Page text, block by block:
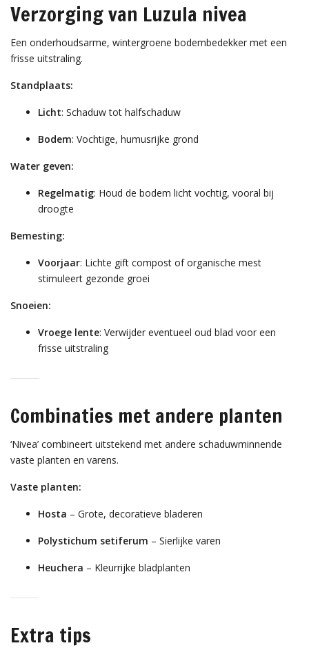
Verzorging van Luzula nivea
Een onderhoudsarme, wintergroene bodembedekker met een
frisse uitstraling.
Standplaats:
Licht: Schaduw tot halfschaduw
Bodem: Vochtige, humusrijke grond
Water geven:
Regelmatig: Houd de bodem licht vochtig, vooral bij
droogte
Bemesting:
Voorjaar: Lichte gift compost of organische mest
stimuleert gezonde groei
Snoeien:
Vroege lente: Verwijder eventueel oud blad voor een
frisse uitstraling
Combinaties met andere planten
‘Nivea’ combineert uitstekend met andere schaduwminnende
vaste planten en varens.
Vaste planten:
Hosta – Grote, decoratieve bladeren
Polystichum setiferum – Sierlijke varen
Heuchera – Kleurrijke bladplanten
Extra tips